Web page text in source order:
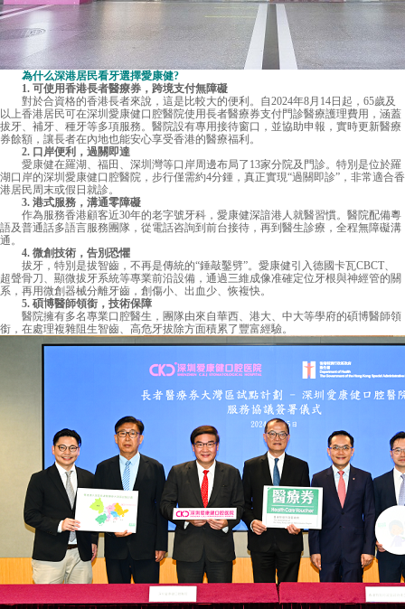
為什么深港居民看牙選擇愛康健?
1. 可使用香港長者醫療券，跨境支付無障礙
對於合資格的香港長者來說，這是比較大的便利。自2024年8月14日起，65歲及
以上香港居民可在深圳愛康健口腔醫院使用長者醫療券支付門診醫療護理費用，涵蓋
拔牙、補牙、種牙等多項服務。醫院設有專用接待窗口，並協助申報，實時更新醫療
券餘額，讓長者在內地也能安心享受香港的醫療福利。
2. 口岸便利，過關即達
愛康健在羅湖、福田、深圳灣等口岸周邊布局了13家分院及門診。特別是位於羅
湖口岸的深圳愛康健口腔醫院，步行僅需約4分鍾，真正實現“過關即診”，非常適合香
港居民周末或假日就診。
3. 港式服務，溝通零障礙
作為服務香港顧客近30年的老字號牙科，愛康健深諳港人就醫習慣。醫院配備粵
語及普通話多語言服務團隊，從電話咨詢到前台接待，再到醫生診療，全程無障礙溝
通。
4. 微創技術，告別恐懼
拔牙，特別是拔智齒，不再是傳統的“錘敲鑿劈”。愛康健引入德國卡瓦CBCT、
超聲骨刀、顯微拔牙系統等專業前沿設備，通過三維成像准確定位牙根與神經管的關
系，再用微創器械分離牙齒，創傷小、出血少、恢複快。
5. 碩博醫師領銜，技術保障
醫院擁有多名專業口腔醫生，團隊由來自華西、港大、中大等學府的碩博醫師領
銜，在處理複雜阻生智齒、高危牙拔除方面積累了豐富經驗。